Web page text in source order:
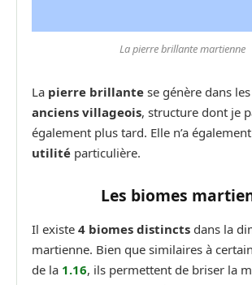
La pierre brillante martienne
La pierre brillante se génère dans les
anciens villageois, structure dont je
également plus tard. Elle n’a également
utilité particulière.
Les biomes
Il existe 4 biomes distincts dans la
martienne. Bien que similaires à
de la 1.16, ils permettent de briser la